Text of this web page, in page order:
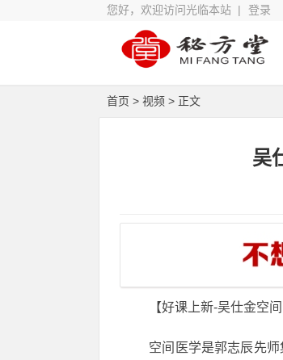
您好，欢迎访问光临本站 | 登录
首页 > 视频 > 正文
吴
【好课上新-吴仕金空
空间医学是郭志辰先